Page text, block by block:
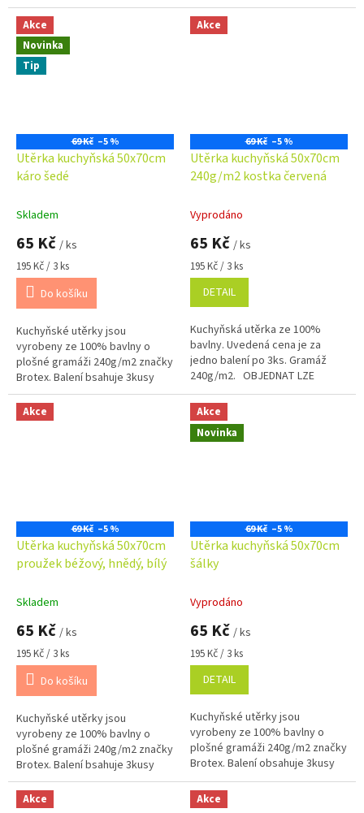
CELÉ BALENÍ !!! DO KOŠÍKU
VLOŽTE 3 KUSY =...
Akce
Novinka
Tip
69 Kč –5 %
Utěrka kuchyňská 50x70cm
káro šedé
Skladem
65 Kč / ks
Měrná
cena:
195 Kč / 3 ks
Do košíku
Kuchyňské utěrky jsou
vyrobeny ze 100% bavlny o
plošné gramáži 240g/m2 značky
Brotex. Balení bsahuje 3kusy
utěrek. OBJEDNAT LZE POUZE
CELÉ BALENÍ !!! DO KOŠÍKU
VLOŽTE 3 KUSY =...
Akce
69 Kč –5 %
Utěrka kuchyňská 50x70cm
240g/m2 kostka červená
Vyprodáno
65 Kč / ks
Měrná
cena:
195 Kč / 3 ks
DETAIL
Kuchyňská utěrka ze 100%
bavlny. Uvedená cena je za
jedno balení po 3ks. Gramáž
240g/m2. OBJEDNAT LZE
POUZE CELÉ BALENÍ !!!
DO KOŠÍKU VLOŽTE 3 KUSY = 1
BALENÍ !
Akce
69 Kč –5 %
Utěrka kuchyňská 50x70cm
proužek béžový, hnědý, bílý
Skladem
65 Kč / ks
Měrná
cena:
195 Kč / 3 ks
Do košíku
Kuchyňské utěrky jsou
vyrobeny ze 100% bavlny o
plošné gramáži 240g/m2 značky
Brotex. Balení bsahuje 3kusy
utěrek. OBJEDNAT LZE POUZE
CELÉ BALENÍ !!! DO KOŠÍKU
Akce
Novinka
69 Kč –5 %
Utěrka kuchyňská 50x70cm
šálky
Vyprodáno
65 Kč / ks
Měrná
cena:
195 Kč / 3 ks
DETAIL
Kuchyňské utěrky jsou
vyrobeny ze 100% bavlny o
plošné gramáži 240g/m2 značky
Brotex. Balení obsahuje 3kusy
utěrek. OBJEDNAT LZE POUZE
CELÉ BALENÍ !!! DO KOŠÍKU
Akce Akce